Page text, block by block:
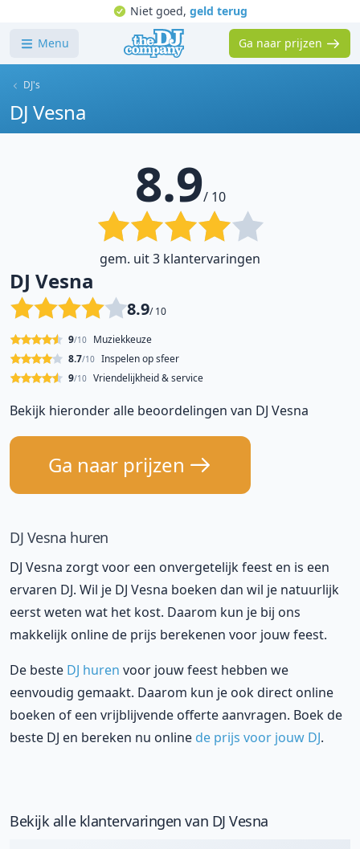
Niet goed, geld terug
Menu Ga naar prijzen
DJ's
DJ Vesna
8.9/ 10
gem. uit 3 klantervaringen
DJ Vesna
8.9/ 10
Muziekkeuze
9/10
Inspelen op sfeer
8.7/10
Vriendelijkheid & service
9/10
Bekijk hieronder alle beoordelingen van DJ Vesna
Ga naar prijzen
DJ Vesna huren
DJ Vesna zorgt voor een onvergetelijk feest en is een
ervaren DJ. Wil je DJ Vesna boeken dan wil je natuurlijk
eerst weten wat het kost. Daarom kun je bij ons
makkelijk online de prijs berekenen voor jouw feest.
De beste DJ huren voor jouw feest hebben we
eenvoudig gemaakt. Daarom kun je ook direct online
boeken of een vrijblijvende offerte aanvragen. Boek de
beste DJ en bereken nu online de prijs voor jouw DJ.
Bekijk alle klantervaringen van DJ Vesna